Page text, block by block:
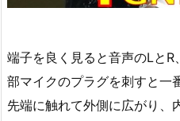
端子を良く見ると音声のLと
部マイクのプラグを刺すと一
先端に触れて外側に広がり、